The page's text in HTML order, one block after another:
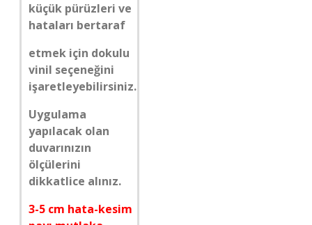
küçük pürüzleri ve
hataları bertaraf
etmek için dokulu
vinil seçeneğini
işaretleyebilirsiniz.
Uygulama
yapılacak olan
duvarınızın
ölçülerini
dikkatlice alınız.
3-5 cm hata-kesim